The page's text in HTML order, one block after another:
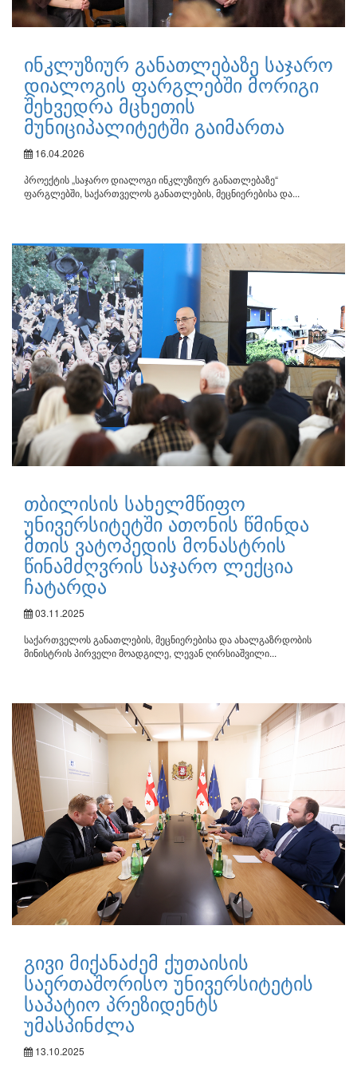
ინკლუზიურ განათლებაზე საჯარო
დიალოგის ფარგლებში მორიგი
შეხვედრა მცხეთის
მუნიციპალიტეტში გაიმართა
16.04.2026
პროექტის „საჯარო დიალოგი ინკლუზიურ განათლებაზე“
ფარგლებში, საქართველოს განათლების, მეცნიერებისა და...
თბილისის სახელმწიფო
უნივერსიტეტში ათონის წმინდა
მთის ვატოპედის მონასტრის
წინამძღვრის საჯარო ლექცია
ჩატარდა
03.11.2025
საქართველოს განათლების, მეცნიერებისა და ახალგაზრდობის
მინისტრის პირველი მოადგილე, ლევან ღირსიაშვილი...
გივი მიქანაძემ ქუთაისის
საერთაშორისო უნივერსიტეტის
საპატიო პრეზიდენტს
უმასპინძლა
13.10.2025